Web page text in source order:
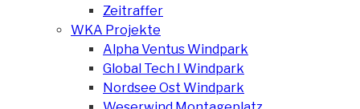
Zeitraffer
WKA Projekte
Alpha Ventus Windpark
Global Tech I Windpark
Nordsee Ost Windpark